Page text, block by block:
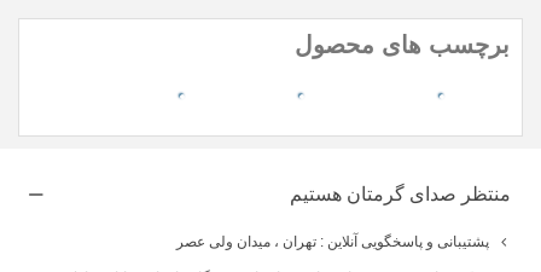
برچسب های محصول
منتظر صدای گرمتان هستیم
پشتیبانی و پاسخگویی آنلاین : تهران ، میدان ولی عصر